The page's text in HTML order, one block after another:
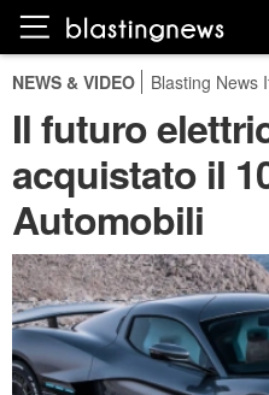
NEWS & VIDEO Blasting News
Il futuro
acquistato il
Automobili